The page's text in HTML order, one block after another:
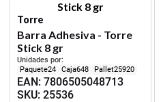
Torre
Barra Adhesiva - Torre
Stick 8 gr
Unidades por:
24
648 25920
EAN:7806505048713
SKU:25536